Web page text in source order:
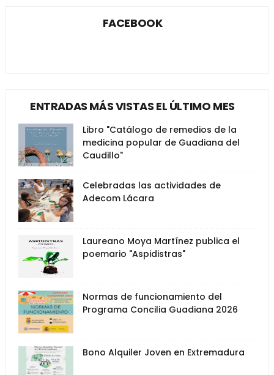
FACEBOOK
ENTRADAS MÁS VISTAS EL ÚLTIMO MES
Libro "Catálogo de remedios de la
medicina popular de Guadiana del
Caudillo"
Celebradas las actividades de
Adecom Lácara
Laureano Moya Martínez publica el
poemario "Aspidistras"
Normas de funcionamiento del
Programa Concilia Guadiana 2026
Bono Alquiler Joven en Extremadura